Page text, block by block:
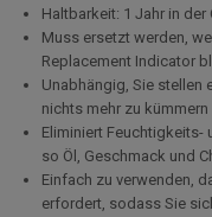
Haltbarkeit: 1 Jahr in
Muss ersetzt werden,
Replacement Indicator
Unabhängig, Sie stellen
nichts mehr zu kümmern
Eliminiert Feuchtigkeits-
so Öl, Geschmack und
Einfach zu verwenden,
erfordert, sodass Sie